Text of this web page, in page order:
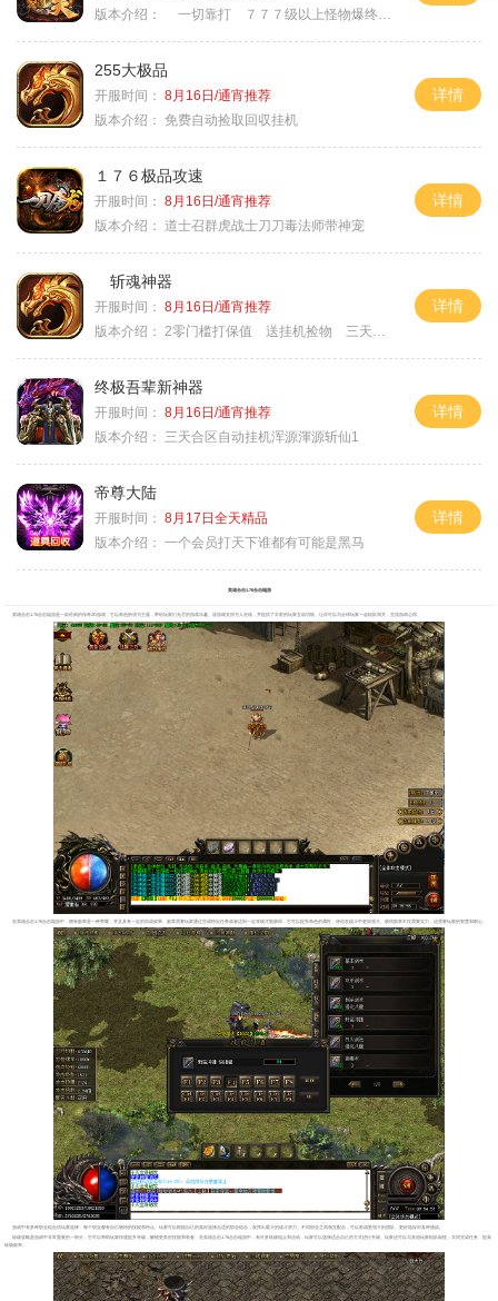
版本介绍：
一切靠打 ７７７级以上怪物爆终极
255大极品
开服时间： 8月16日/通宵推荐
版本介绍： 免费自动捡取回収挂机
详情
１７６极品攻速
开服时间： 8月16日/通宵推荐
版本介绍： 道士召群虎战士刀刀毒法师带神宠
详情
斩魂神器
开服时间： 8月16日/通宵推荐
版本介绍： 2零门槛打保值 送挂机捡物 三天合区
详情
终极吾辈新神器
开服时间： 8月16日/通宵推荐
版本介绍：
三天合区自动挂机浑源渾源斩仙1
详情
帝尊大陆
开服时间： 8月17日全天精品
版本介绍： 一个会员打天下谁都有可能是黑马
详情
英雄合击1.76合击端游
英雄合击1.76合击端游是一款经典的传奇2D游戏，它以角色扮演为主题，带给玩家们无尽的游戏乐趣。该游戏支持万人在线，并提供了丰富的玩家互动功能，让你可以与全球玩家一起组队闯关，交流游戏心得。
在英雄合击1.76合击端游中，拥有勋章是一种荣耀，并且具有一定的加成效果。勋章需要玩家通过完成特定任务或者达到一定等级才能获得，它可以提升角色的属性，使你在战斗中更加强大。获得勋章不仅需要实力，还需要玩家的智慧和耐心。
游戏中有多种职业组合供玩家选择，每个职业都有自己独特的技能和特点。玩家可以根据自己的喜好选择合适的职业组合，发挥出最大的战斗潜力。不同职业之间相互配合，可以形成更强大的团队，更好地应对各种挑战。
练级攻略是游戏中非常重要的一部分，它可以帮助玩家快速提升等级，解锁更多的技能和装备。在英雄合击1.76合击端游中，有许多练级地点和活动，玩家可以选择适合自己的方式进行升级。玩家还可以与其他玩家组队刷怪，共同完成任务，提高
练级效率。